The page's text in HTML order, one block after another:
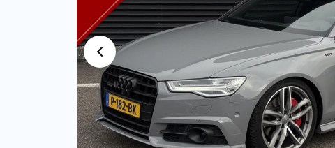
EV’s/Hybrides
Bekijk alle electrische auto’s
Bedrijfswagens
Bekijk alle bedrijfswagens
Budgetwagens
Bekijk alle budgetwagens